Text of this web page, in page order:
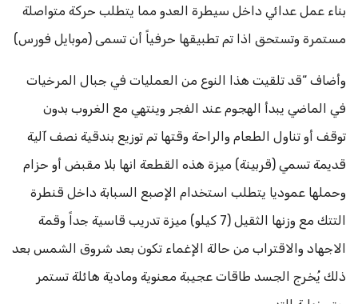
بناء عمل عدائي داخل سيطرة العدو مما يتطلب حركة متواصلة
مستمرة وتستحق اذا تم تطبيقها حرفياً أن تسمى (موبايل فورس)
وأضاف “قد تلقيت هذا النوع من العمليات في جبال المرخيات
في الماضي يبدأ الهجوم عند الفجر وينتهي مع الغروب بدون
توقف أو تناول الطعام والراحة وقتها تم توزيع بندقية نصف آلية
قديمة تسمي (قربينة) ميزة هذه القطعة انها بلا مقبض أو حزام
وحملها عموديا يتطلب استخدام الإصبع السبابة داخل قنطرة
التتك مع وزنها الثقيل (7 كيلو) ميزة تدريب قاسية جداً وقمة
الاجهاد والاقتراب من حالة الإغماء تكون بعد شروق الشمس بعد
ذلك يُخرج الجسد طاقات عجيبة معنوية ومادية هائلة تستمر